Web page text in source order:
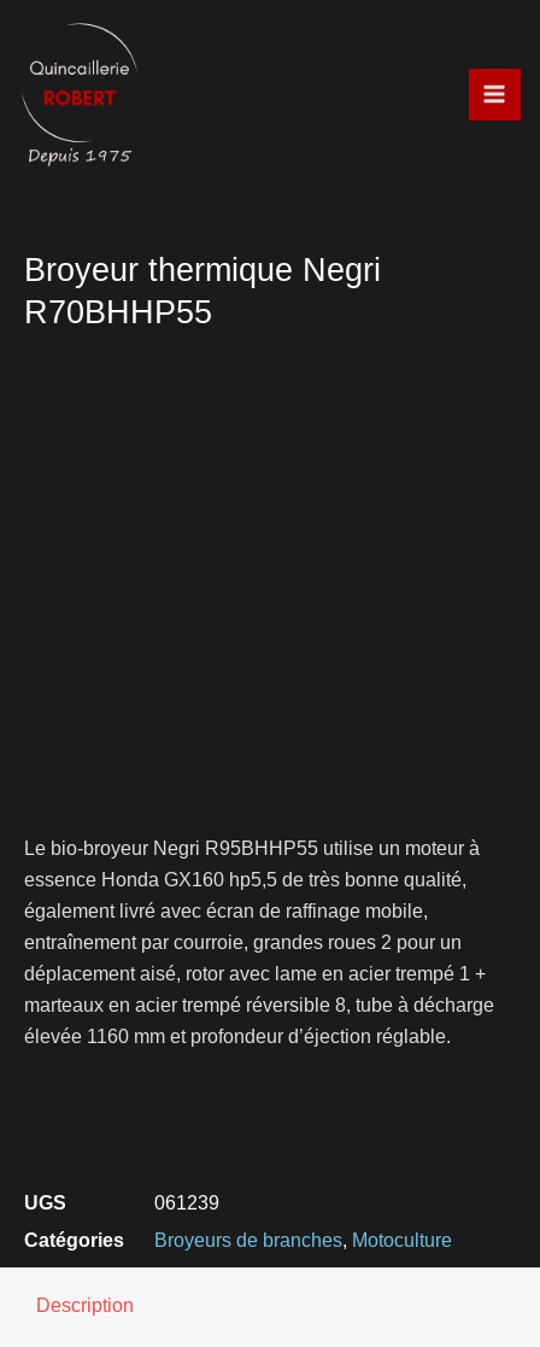
contenu
Broyeur thermique Negri
R70BHHP55
Le bio-broyeur Negri R95BHHP55 utilise un moteur à
essence Honda GX160 hp5,5 de très bonne qualité,
égalementlivré avec écran de raffinage mobile,
entraînement par courroie, grandes roues 2 pour un
déplacement aisé, rotor avec lame en acier trempé 1 +
marteaux en acier trempé réversible 8, tube à décharge
élevée 1160 mm et profondeur d’éjection réglable.
UGS
061239
Catégories
Broyeurs de branches, Motoculture
Description